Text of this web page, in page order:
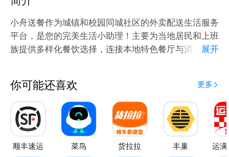
小舟送餐作为城镇和校园同城社区的外卖配送生活服务
平台，是您的完美生活小助理！主要为当地居民和上班
族提供多样化餐饮选择，连接本地特色餐厅与消费者。
展开
你可能还喜欢 更多
顺丰速运 菜鸟 货拉拉 丰巢 运